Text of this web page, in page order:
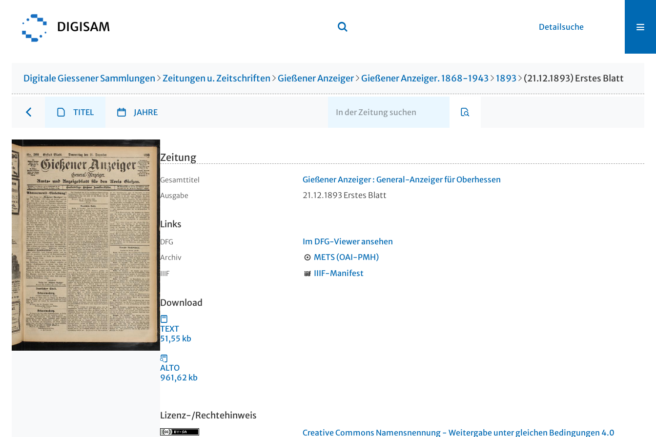
Detailsuche
Digitale Giessener Sammlungen Zeitungen u. Zeitschriften Gießener Anzeiger Gießener Anzeiger. 1868-1943 1893 (21.12.1893) Erstes Blatt
TITEL JAHRE
Zeitung
Gesamttitel Gießener Anzeiger : General-Anzeiger für Oberhessen
Ausgabe 21.12.1893 Erstes Blatt
Links
DFG Im DFG-Viewer ansehen
Archiv METS (OAI-PMH)
IIIF IIIF-Manifest
Download
TEXT
51,55 kb
ALTO
961,62 kb
Lizenz-/Rechtehinweis
Creative Commons Namensnennung - Weitergabe unter gleichen Bedingungen 4.0